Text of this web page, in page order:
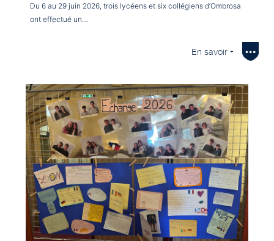
Du 6 au 29 juin 2026, trois lycéens et six collégiens d’Ombrosa
ont effectué un…
En savoir +